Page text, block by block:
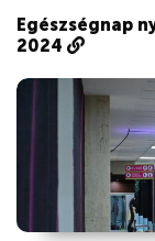
Egészségnap
2024